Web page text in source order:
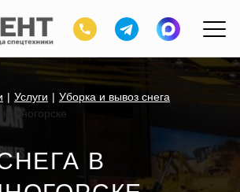
Услуги
Уборка и вывоз снега
В